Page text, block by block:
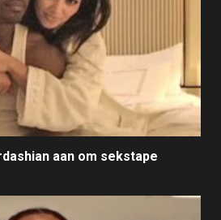
aan om sekstape